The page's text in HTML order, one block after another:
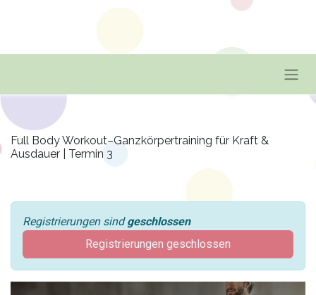
Full Body Workout–Ganzkörpertraining für Kraft &
Ausdauer | Termin 3
Registrierungen sindgeschlossen
Registrierungen geschlossen